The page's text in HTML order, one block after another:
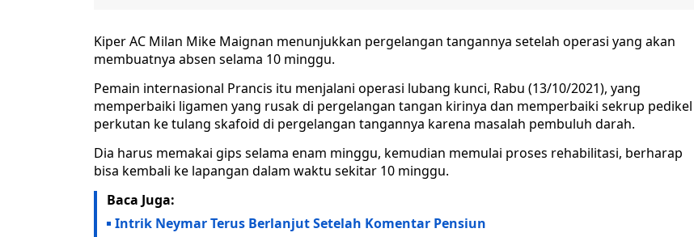
Kiper AC Milan Mike Maignan menunjukkan pergelangan tangannya setelah operasi yang akan
membuatnya absen selama 10 minggu.
Pemain internasional Prancis itu menjalani operasi lubang kunci, Rabu (13/10/2021), yang
memperbaiki ligamen yang rusak di pergelangan tangan kirinya dan memperbaiki sekrup pedikel
perkutan ke tulang skafoid di pergelangan tangannya karena masalah pembuluh darah.
Dia harus memakai gips selama enam minggu, kemudian memulai proses rehabilitasi, berharap
bisa kembali ke lapangan dalam waktu sekitar 10 minggu.
Baca Juga:
Intrik Neymar Terus Berlanjut Setelah Komentar Pensiun